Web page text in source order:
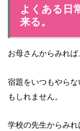
よくある日
来る。
お母さんからみれば
宿題をいつもやら
もしれません。
学校の先生からみ